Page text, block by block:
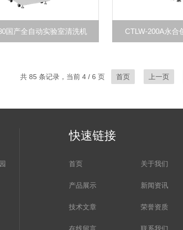
国产全自动实验室清洗机 CTLW-200A永合
共 85 条记录，当前 4 / 6 页 首页 上一页
快速链接
首页 关于我们
产品展示 新闻资讯
技术文章 荣誉资质